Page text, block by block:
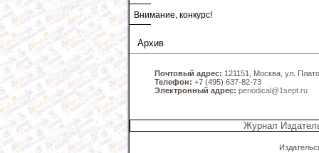
Внимание, конкурс!
Архив
Почтовый адрес: 121151, Москва, ул.
Телефон: +7 (495) 637-82-73
Электронный адрес: periodical@1sept.ru
Журнал